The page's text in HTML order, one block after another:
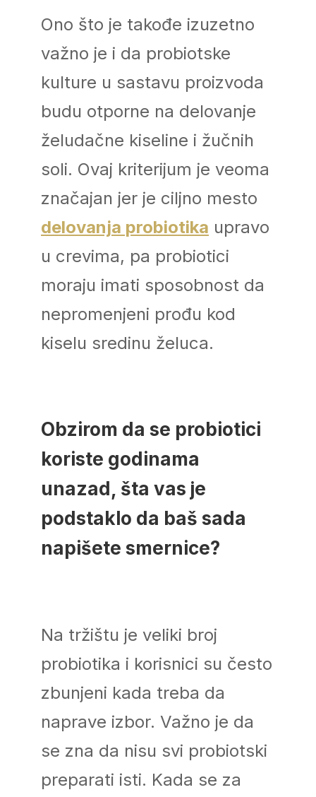
Ono što je takođe izuzetno
važno je i da probiotske
kulture u sastavu proizvoda
budu otporne na delovanje
želudačne kiseline i žučnih
soli. Ovaj kriterijum je veoma
značajan jer je ciljno mesto
delovanja probiotika upravo
u crevima, pa probiotici
moraju imati sposobnost da
nepromenjeni prođu kod
kiselu sredinu želuca.
Obzirom da se probiotici
koriste godinama
unazad, šta vas je
podstaklo da baš sada
napišete smernice?
Na tržištu je veliki broj
probiotika i korisnici su često
zbunjeni kada treba da
naprave izbor. Važno je da
se zna da nisu svi probiotski
preparati isti. Kada se za